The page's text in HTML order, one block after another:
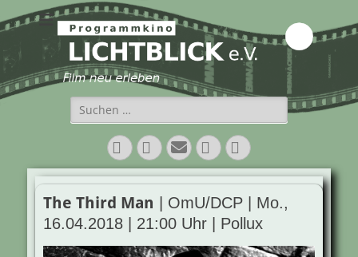
Programmkino
Lichtblick e.V.
Suchen
nach:
Facebook
Twitter
E-
Mail
VimeoInstagram
The Third Man | OmU/DCP | Mo.,
16.04.2018 | 21:00 Uhr | Pollux